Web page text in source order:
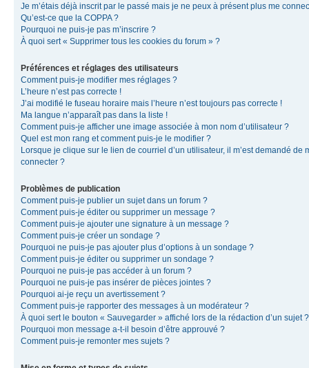
Je m’étais déjà inscrit par le passé mais je ne peux à présent plus me
Qu’est-ce que la COPPA ?
Pourquoi ne puis-je pas m’inscrire ?
À quoi sert « Supprimer tous les cookies du forum » ?
Préférences et réglages des utilisateurs
Comment puis-je modifier mes réglages ?
L’heure n’est pas correcte !
J’ai modifié le fuseau horaire mais l’heure n’est toujours pas correcte !
Ma langue n’apparaît pas dans la liste !
Comment puis-je afficher une image associée à mon nom d’utilisateur ?
Quel est mon rang et comment puis-je le modifier ?
Lorsque je clique sur le lien de courriel d’un utilisateur, il m’est demandé de
connecter ?
Problèmes de publication
Comment puis-je publier un sujet dans un forum ?
Comment puis-je éditer ou supprimer un message ?
Comment puis-je ajouter une signature à un message ?
Comment puis-je créer un sondage ?
Pourquoi ne puis-je pas ajouter plus d’options à un sondage ?
Comment puis-je éditer ou supprimer un sondage ?
Pourquoi ne puis-je pas accéder à un forum ?
Pourquoi ne puis-je pas insérer de pièces jointes ?
Pourquoi ai-je reçu un avertissement ?
Comment puis-je rapporter des messages à un modérateur ?
À quoi sert le bouton « Sauvegarder » affiché lors de la rédaction d’un sujet ?
Pourquoi mon message a-t-il besoin d’être approuvé ?
Comment puis-je remonter mes sujets ?